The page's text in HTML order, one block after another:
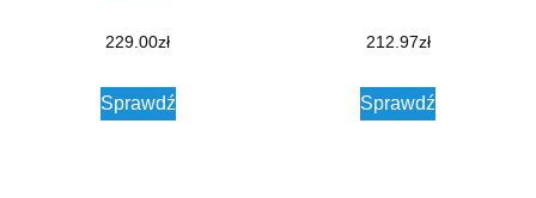
229.00zł
Sprawdź
212.97zł
Sprawdź